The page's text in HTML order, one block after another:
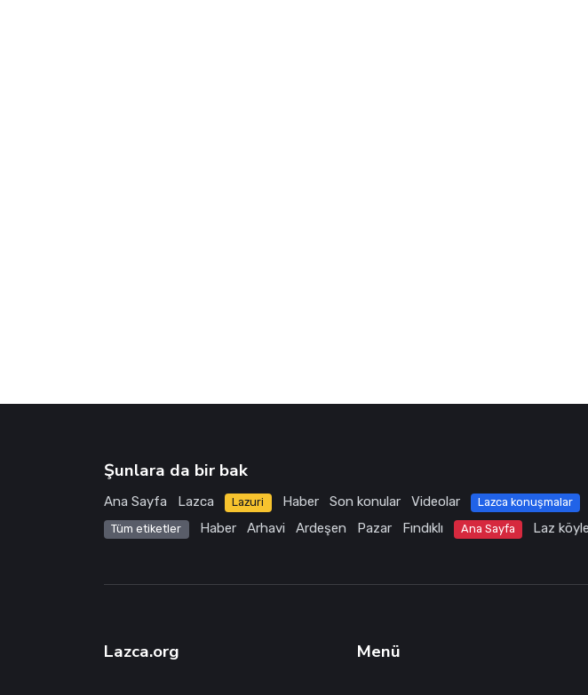
Şunlara da bir bak
Ana Sayfa Lazca Lazuri Haber Son konular Videolar Lazca konuşmalar
Tüm etiketler Haber Arhavi Ardeşen Pazar Fındıklı Ana Sayfa Laz
Lazca.org Menü